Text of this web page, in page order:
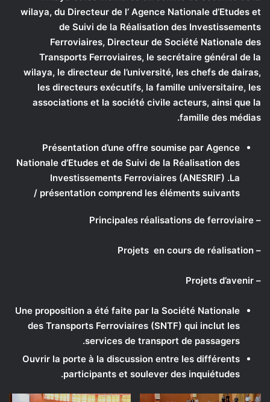
wilaya, du Directeur de l’ Agence Nationale d’Etudes et
de Suivi de la Réalisation des Investissements
Ferroviaires, Directeur de Société Nationale des
Transports Ferroviaires, le secrétaire général de la
wilaya, le directeur de l’université, les chefs de dairas,
les directeurs exécutifs, la famille universitaire, les
associations et la société civile acteurs, ainsi que la
famille des médias.
Présentation d’une offre soumise par Agence
Nationale d’Etudes et de Suivi de la Réalisation des
Investissements Ferroviaires (ANESRIF) .La
présentation comprend les éléments suivants /
– Principales réalisations de ferroviaire
– Projets en cours de réalisation
– Projets d’avenir
Une proposition a été faite par la Société Nationale
des Transports Ferroviaires (SNTF) qui inclut les
services de transport de passagers.
Ouvrir la porte à la discussion entre les différents
participants et soulever des inquiétudes.